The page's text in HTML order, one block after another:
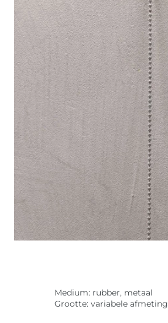
Medium: rubber, metaal
Grootte: variabele